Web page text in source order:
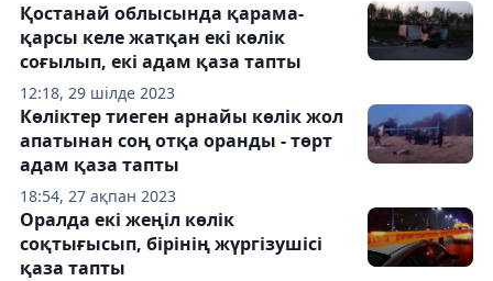
12:18, 29 шілде 2023
Қостанай облысында қарама-
қарсы келе жатқан екі көлік
соғылып, екі адам қаза тапты
18:54, 27 ақпан 2023
Көліктер тиеген арнайы көлік жол
апатынан соң отқа оранды - төрт
адам қаза тапты
Оралда екі жеңіл көлік
соқтығысып, бірінің жүргізушісі
қаза тапты